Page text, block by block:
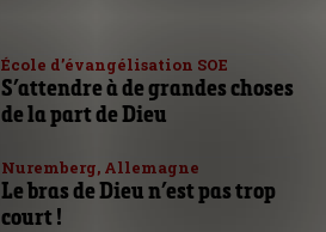
École d’évangélisation SOE
S’attendre à de grandes choses
de la part de Dieu
Nuremberg, Allemagne
Le bras de Dieu n’est pas trop
court !